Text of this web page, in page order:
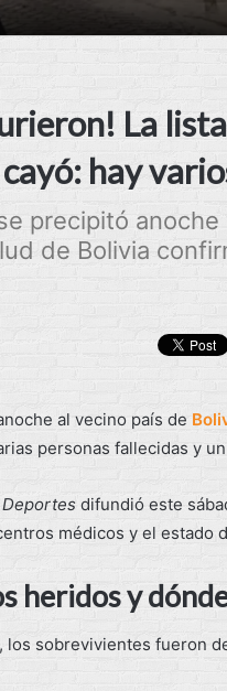
La
hay
precipitó
de Bolivia
al vecino país de
personas fallecidas y
difundió este
médicos y el estado
heridos y
sobrevivientes fueron